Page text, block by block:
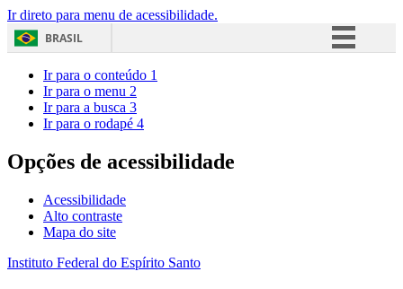
Ir direto para menu de acessibilidade.
BRASIL
Acesso à informação
Ir para o conteúdo 1
Ir para o menu 2
Ir para a busca 3
Ir para o rodapé 4
Opções de acessibilidade
Acessibilidade
Alto contraste
Mapa do site
Instituto Federal do Espírito Santo